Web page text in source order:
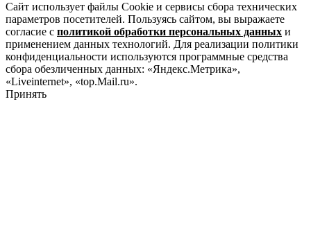
Сайт использует файлы Cookie и сервисы сбора технических
параметров посетителей. Пользуясь сайтом, вы выражаете
согласие с политикой обработки персональных данных и
применением данных технологий. Для реализации политики
конфиденциальности используются программные средства
сбора обезличенных данных: «Яндекс.Метрика»,
«Liveinternet», «top.Mail.ru».
Принять